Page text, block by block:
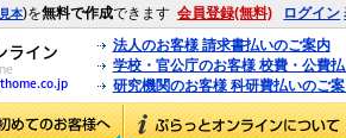
見本)を無料で作成できます 会員登録(無料) ログイン
法人のお客様 請求書払いのご案内
学校・官公庁のお客様 校費・公費
研究機関のお客様 科研費払いのご